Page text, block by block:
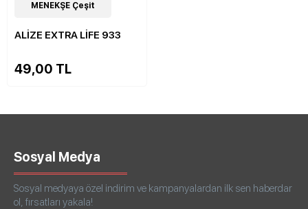
19Çeşit
MENEKŞE Çeşit
ALİZE EXTRA LİFE 933
49,00 TL
Sosyal Medya
Sosyal medyaya özel indirim ve kampanyalardan ilk sen haberdar
ol, fırsatları yakala!